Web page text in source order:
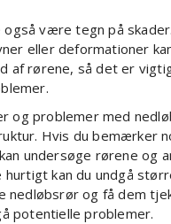
være tegn på
eller deformationer
af rørene, så det er
og problemer med
Hvis du bemærker
undersøge rørene og
kan du undgå
nedløbsrør og få dem
potentielle problemer.